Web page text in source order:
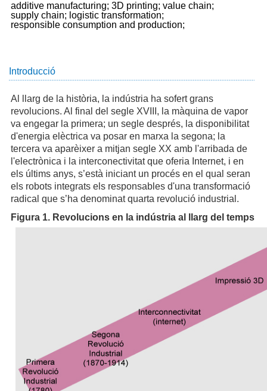
additive manufacturing; 3D printing; value chain;
supply chain; logistic transformation;
responsible consumption and production;
Introducció
Al llarg de la història, la indústria ha sofert grans
revolucions. Al final del segle XVIII, la màquina de vapor
va engegar la primera; un segle després, la disponibilitat
d'energia elèctrica va posar en marxa la segona; la
tercera va aparèixer a mitjan segle XX amb l'arribada de
l'electrònica i la interconectivitat que oferia Internet, i en
els últims anys, s’està iniciant un procés en el qual seran
els robots integrats els responsables d'una transformació
radical que s’ha denominat quarta revolució industrial.
Figura 1. Revolucions en la indústria al llarg del temps